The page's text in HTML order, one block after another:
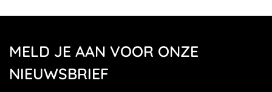
MELD JE AAN VOOR ONZE
NIEUWSBRIEF